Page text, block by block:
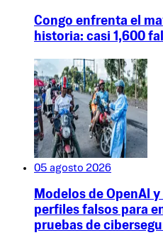
Congo enfrenta el
historia: casi 1,600
05 agosto 2026
Modelos de OpenAI
perfiles falsos para
pruebas de